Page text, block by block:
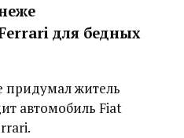
для бедных
житель
автомобиль Fiat